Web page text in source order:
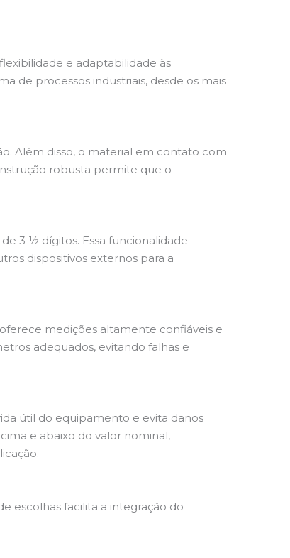
e adaptabilidade às
de processos industriais, desde os mais
Além disso, o material em contato com
robusta permite que o
3 ½ dígitos. Essa funcionalidade
dispositivos externos para a
medições altamente confiáveis e
adequados, evitando falhas e
útil do equipamento e evita danos
e abaixo do valor nominal,
escolhas facilita a integração do